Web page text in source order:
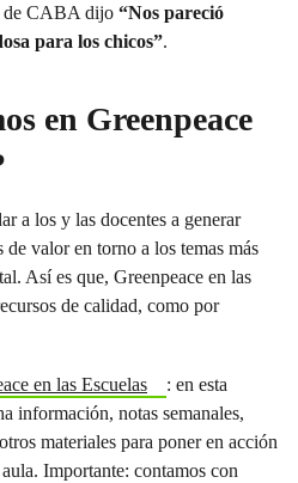
de CABA dijo “Nos pareció
para los chicos”.
en Greenpeace
a los y las docentes a generar
valor en torno a los temas más
Así es que, Greenpeace en las
de calidad, como por
en las Escuelas
: en esta
información, notas semanales,
materiales para poner en acción
Importante: contamos con